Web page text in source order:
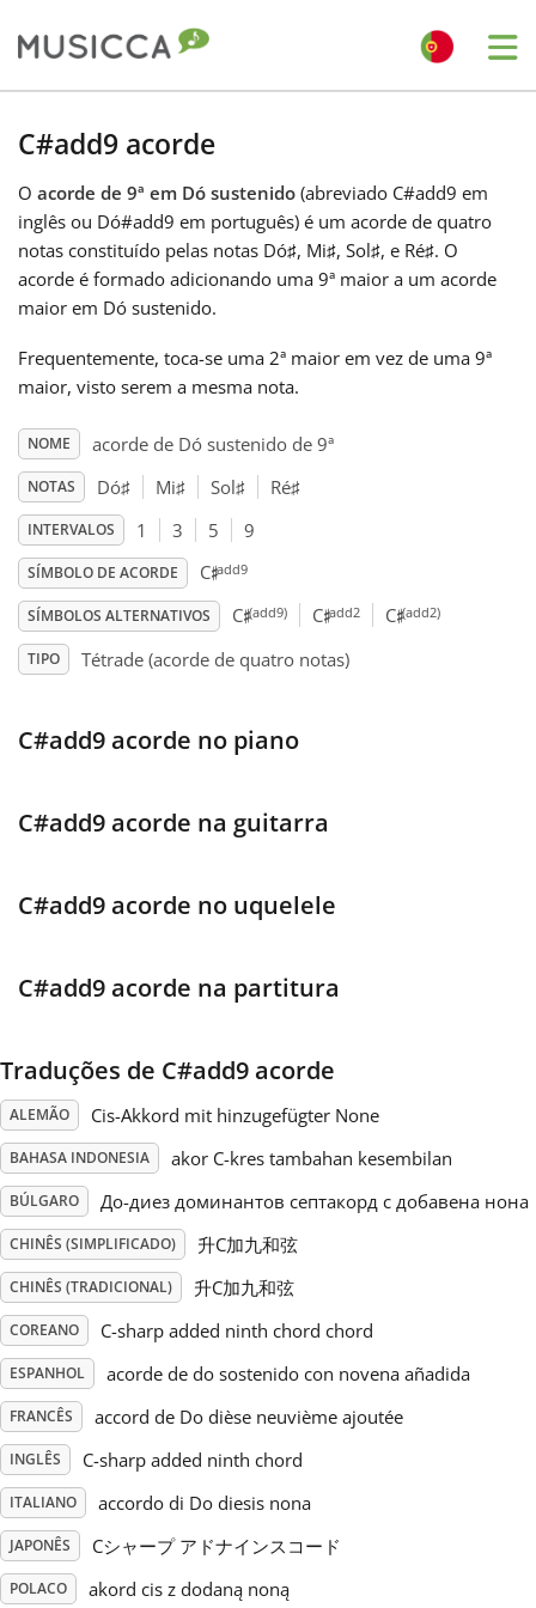
Български
Dansk
Deutsch
Français
한국어
हिन्दी
Italiano
Русский
Svenska
Tiếng Việt
Türkçe
Українська
简体中文
繁體中文
C#add9 acorde
O acorde de 9ª em Dó sustenido (abreviado C#add9 em
inglês ou Dó#add9 em português) é um acorde de quatro
notas constituído pelas notas Dó♯, Mi♯, Sol♯, e Ré♯. O
acorde é formado adicionando uma 9ª maior a um acorde
maior em Dó sustenido.
Frequentemente, toca-se uma 2ª maior em vez de uma 9ª
maior, visto serem a mesma nota.
NOME acorde de Dó sustenido de 9ª
NOTAS Dó♯ Mi♯ Sol♯ Ré♯
INTERVALOS 1 3 5 9
SÍMBOLO DE ACORDE C♯add9
SÍMBOLOS ALTERNATIVOS C♯(add9) C♯add2 C♯(add2)
TIPO Tétrade (acorde de quatro notas)
C#add9 acorde no piano
C#add9 acorde na guitarra
C#add9 acorde no uquelele
C#add9 acorde na partitura
Traduções de C#add9 acorde
ALEMÃO Cis-Akkord mit hinzugefügter None
BAHASA INDONESIA akor C-kres tambahan kesembilan
BÚLGARO До-диез доминантов септакорд с добавена нона
CHINÊS (SIMPLIFICADO) 升C加九和弦
CHINÊS (TRADICIONAL) 升C加九和弦
COREANO C-sharp added ninth chord chord
ESPANHOL acorde de do sostenido con novena añadida
FRANCÊS accord de Do dièse neuvième ajoutée
INGLÊS C-sharp added ninth chord
ITALIANO accordo di Do diesis nona
JAPONÊS Cシャープ アドナインスコード
POLACO akord cis z dodaną noną